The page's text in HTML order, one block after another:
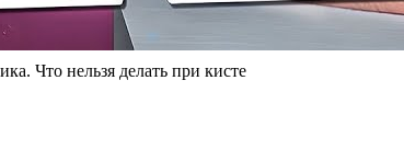
Что нельзя делать при кисте